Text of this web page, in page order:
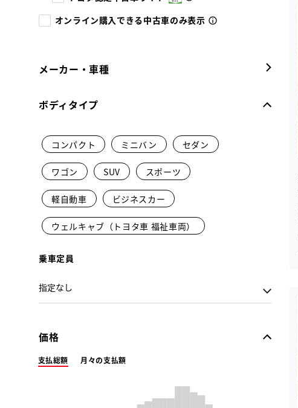
オンライン購入できる中古車のみ表示
メーカー・車種
ボディタイプ
コンパクト ミニバン セダン
ワゴン SUV スポーツ
軽自動車 ビジネスカー
ウェルキャブ（トヨタ車 福祉車両）
乗車定員
価格
支払総額 月々の支払額